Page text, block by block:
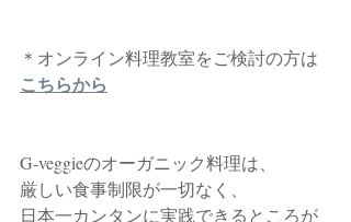
＊オンライン料理教室をご検討の方は
こちらから
G-veggieのオーガニック料理は、
厳しい食事制限が一切なく、
日本一カンタンに実践できるところが